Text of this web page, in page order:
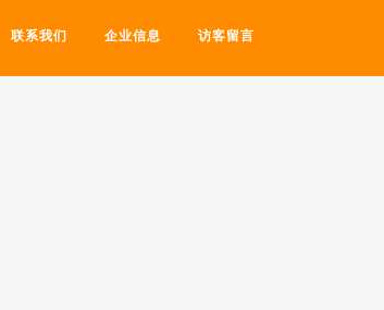
联系我们 企业信息 访客留言